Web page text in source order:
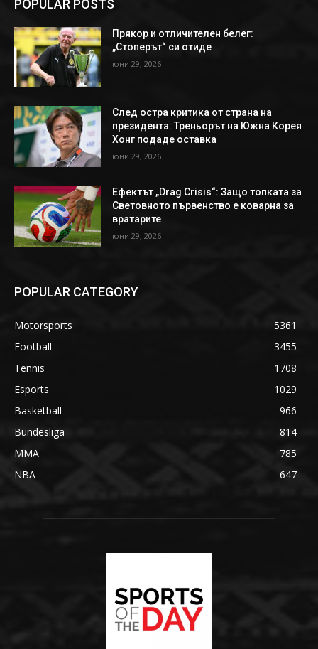
POPULAR POSTS
Прякор и отличителен белег:
„Стоперът“ си отиде
юни 29, 2026
След остра критика от страна на
президента: Треньорът на Южна Корея
Хонг подаде оставка
юни 29, 2026
Ефектът „Drag Crisis“: Защо топката за
Световното първенство е коварна за
вратарите
юни 29, 2026
POPULAR CATEGORY
Motorsports
5361
Football
3455
Tennis
1708
Esports
1029
Basketball
966
Bundesliga
814
MMA
785
NBA
647